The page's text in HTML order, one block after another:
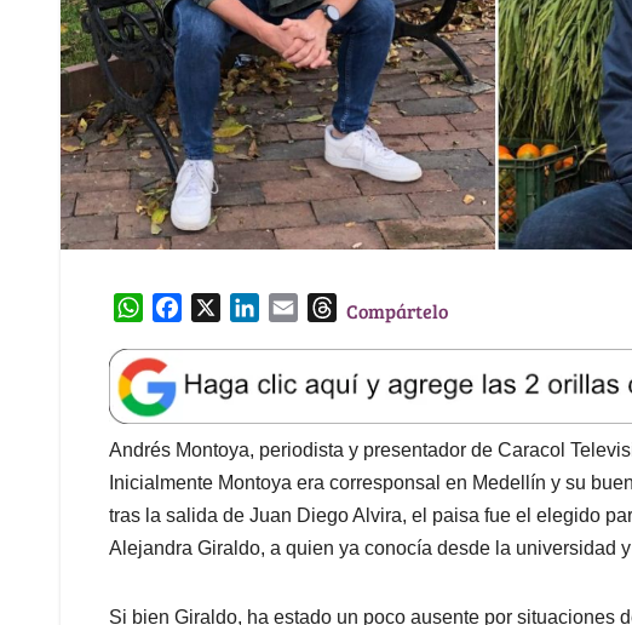
W
a
t
s
A
p
p
e
b
o
o
k
k
e
d
I
n
l
T
e
a
d
s
Compártelo
Andrés Montoya, periodista y presentador de Caracol
Inicialmente Montoya era corresponsal en Medellín y su
tras la salida de Juan Diego Alvira, el paisa fue el elegido
Alejandra Giraldo, a quien ya conocía desde la universidad
Si bien Giraldo, ha estado un poco ausente por situaciones